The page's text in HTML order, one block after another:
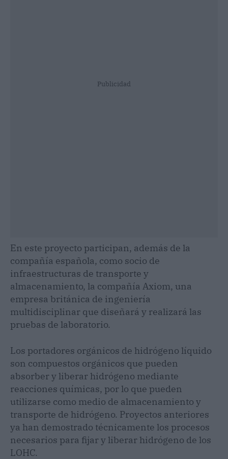
Publicidad
En este proyecto participan, además de la
compañía española, como socio de
infraestructuras de transporte y
almacenamiento, la compañía Axiom, una
empresa británica de ingeniería
multidisciplinar que diseñará y realizará las
pruebas de laboratorio.
Los portadores orgánicos de hidrógeno líquido
son compuestos orgánicos que pueden
absorber y liberar hidrógeno mediante
reacciones químicas, por lo que pueden
utilizarse como medio de almacenamiento y
transporte de hidrógeno. Proyectos anteriores
ya han demostrado técnicamente los procesos
necesarios para fijar y liberar hidrógeno de los
LOHC.